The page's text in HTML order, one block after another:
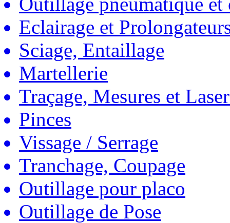
Eclairage et
Sciage, Entaillage
Martellerie
Traçage, Mesures et
Pinces
Vissage / Serrage
Tranchage, Coupage
Outillage pour placo
Outillage de Pose